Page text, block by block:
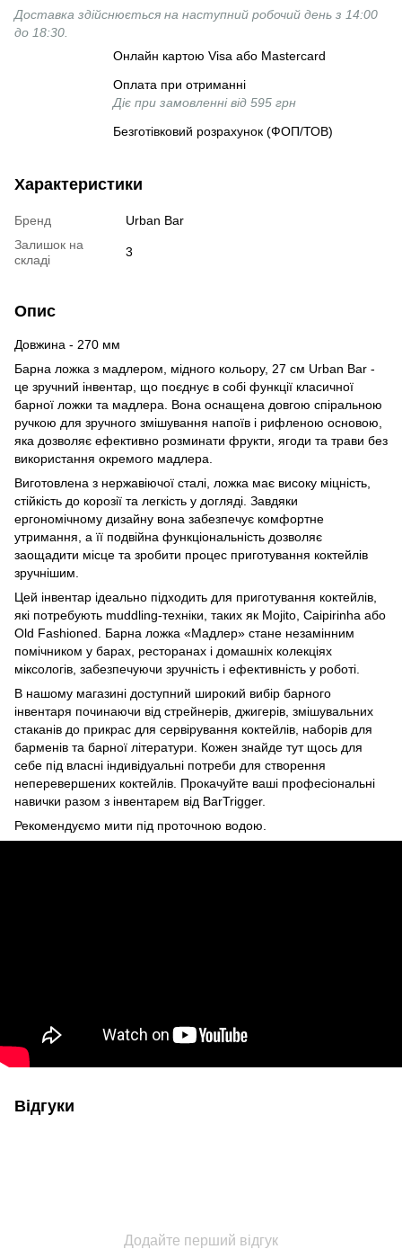
Доставка здійснюється на наступний робочий день з 14:00
до 18:30.
Онлайн картою Visa або Mastercard
Оплата при отриманні
Діє при замовленні від 595 грн
Безготівковий розрахунок (ФОП/ТОВ)
Характеристики
Бренд
Urban Bar
Залишок на
складі
3
Опис
Довжина - 270 мм
Барна ложка з мадлером, мідного кольору, 27 см Urban Bar -
це зручний інвентар, що поєднує в собі функції класичної
барної ложки та мадлера. Вона оснащена довгою спіральною
ручкою для зручного змішування напоїв і рифленою основою,
яка дозволяє ефективно розминати фрукти, ягоди та трави без
використання окремого мадлера.
Виготовлена з нержавіючої сталі, ложка має високу міцність,
стійкість до корозії та легкість у догляді. Завдяки
ергономічному дизайну вона забезпечує комфортне
утримання, а її подвійна функціональність дозволяє
заощадити місце та зробити процес приготування коктейлів
зручнішим.
Цей інвентар ідеально підходить для приготування коктейлів,
які потребують muddling-техніки, таких як Mojito, Caipirinha або
Old Fashioned. Барна ложка «Мадлер» стане незамінним
помічником у барах, ресторанах і домашніх колекціях
міксологів, забезпечуючи зручність і ефективність у роботі.
В нашому магазині доступний широкий вибір барного
інвентаря починаючи від стрейнерів, джигерів, змішувальних
стаканів до прикрас для сервірування коктейлів, наборів для
барменів та барної літератури. Кожен знайде тут щось для
себе під власні індивідуальні потреби для створення
неперевершених коктейлів. Прокачуйте ваші професіональні
навички разом з інвентарем від BarTrigger.
Рекомендуємо мити під проточною водою.
Відгуки
Додайте перший відгук